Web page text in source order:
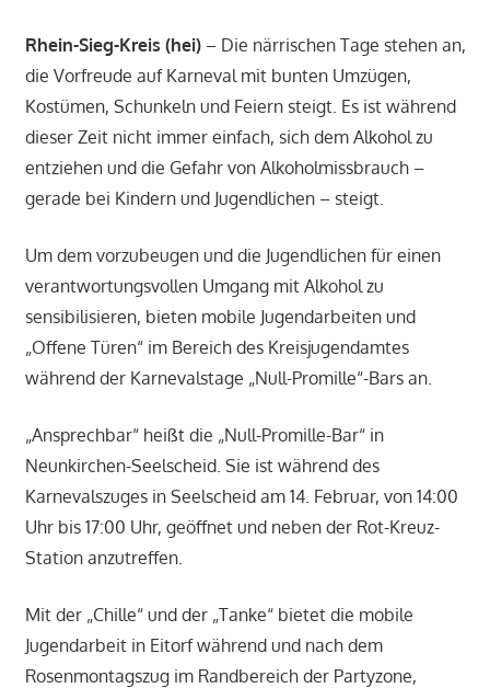
Rhein-Sieg-Kreis (hei)– Die närrischen Tage stehen an,
die Vorfreude auf Karneval mit bunten Umzügen,
Kostümen, Schunkeln und Feiern steigt. Es ist während
dieser Zeit nicht immer einfach, sich dem Alkohol zu
entziehen und die Gefahr von Alkoholmissbrauch –
gerade bei Kindern und Jugendlichen – steigt.
Um dem vorzubeugen und die Jugendlichen für einen
verantwortungsvollen Umgang mit Alkohol zu
sensibilisieren, bieten mobile Jugendarbeiten und
„Offene Türen“ im Bereich des Kreisjugendamtes
während der Karnevalstage „Null-Promille“-Bars an.
„Ansprechbar“ heißt die „Null-Promille-Bar“ in
Neunkirchen-Seelscheid. Sie ist während des
Karnevalszuges in Seelscheid am 14. Februar, von 14:00
Uhr bis 17:00 Uhr, geöffnet und neben der Rot-Kreuz-
Station anzutreffen.
Mit der „Chille“ und der „Tanke“ bietet die mobile
Jugendarbeit in Eitorf während und nach dem
Rosenmontagszug im Randbereich der Partyzone,